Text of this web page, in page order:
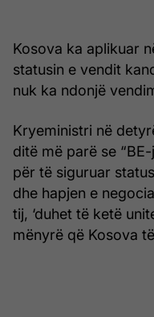
Kosova ka aplikuar
statusin e vendit
nuk ka ndonjë
Kryeministri në
ditë më parë se
për të siguruar
dhe hapjen e
tij, ‘duhet të ketë
mënyrë që Kosova